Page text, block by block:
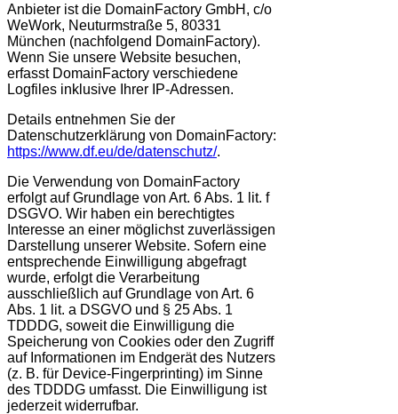
Anbieter ist die DomainFactory GmbH, c/o
WeWork, Neuturmstraße 5, 80331
München (nachfolgend DomainFactory).
Wenn Sie unsere Website besuchen,
erfasst DomainFactory verschiedene
Logfiles inklusive Ihrer IP-Adressen.
Details entnehmen Sie der
Datenschutzerklärung von DomainFactory:
https://www.df.eu/de/datenschutz/.
Die Verwendung von DomainFactory
erfolgt auf Grundlage von Art. 6 Abs. 1 lit. f
DSGVO. Wir haben ein berechtigtes
Interesse an einer möglichst zuverlässigen
Darstellung unserer Website. Sofern eine
entsprechende Einwilligung abgefragt
wurde, erfolgt die Verarbeitung
ausschließlich auf Grundlage von Art. 6
Abs. 1 lit. a DSGVO und § 25 Abs. 1
TDDDG, soweit die Einwilligung die
Speicherung von Cookies oder den Zugriff
auf Informationen im Endgerät des Nutzers
(z. B. für Device-Fingerprinting) im Sinne
des TDDDG umfasst. Die Einwilligung ist
jederzeit widerrufbar.